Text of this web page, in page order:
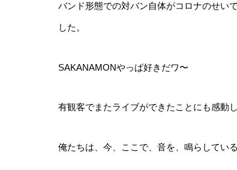
バンド形態での対バン自体がコロナのせい
した。
SAKANAMONやっぱ好きだワ〜
有観客でまたライブができたことにも感動し
俺たちは、今、ここで、音を、鳴らしている